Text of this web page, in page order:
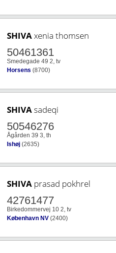
SHIVAxenia thomsen
50461361
Smedegade 49 2, tv
Horsens (8700)
SHIVAsadeqi
50546276
Ågården 39 3, th
Ishøj (2635)
SHIVA prasad pokhrel
42761477
Birkedommervej 10 2, tv
København NV (2400)